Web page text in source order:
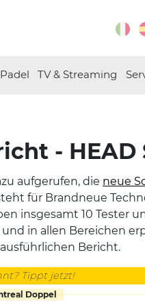
Padel TV & Streaming
- HEAD
aufgerufen, die neue
für Brandneue
insgesamt 10 Tester
in allen Bereichen
Bericht.
Tippt jetzt!
Doppel